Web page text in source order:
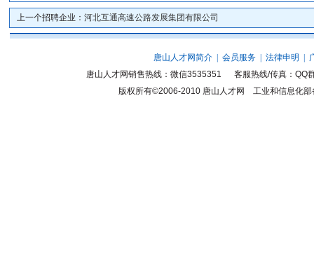
上一个招聘企业： 河北互通高速公路发展集团有限公司
唐山人才网简介 会员服务 法律申明
唐山人才网销售热线：微信3535351 客服热线/传真：
版权所有©2006-2010 唐山人才网 工业和信息化部